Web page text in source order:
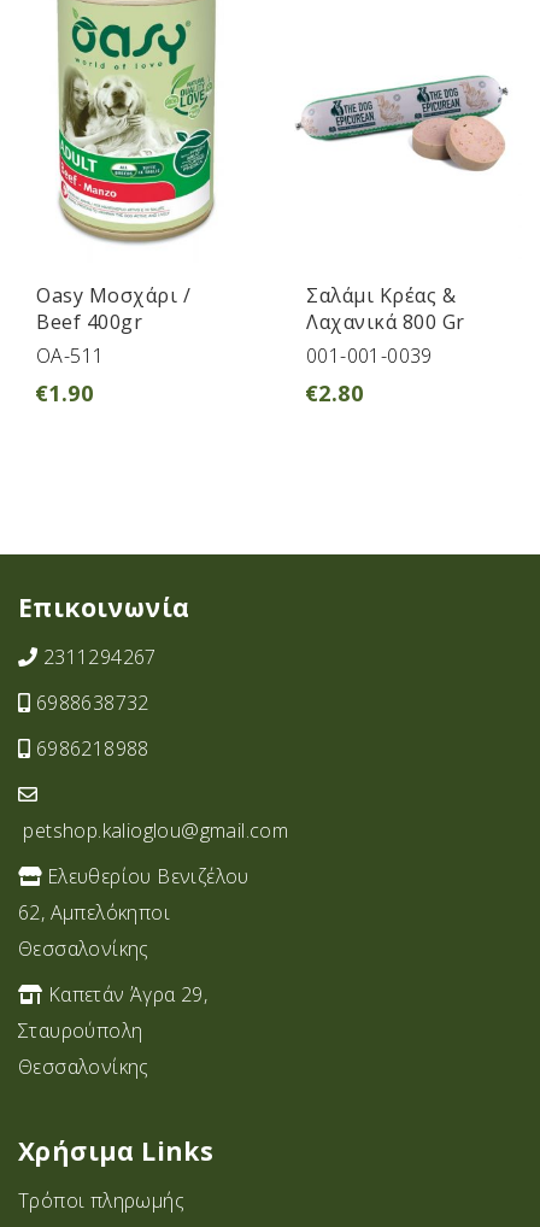
Oasy Μοσχάρι /
Beef 400gr
OA-511
€1.90
Σαλάμι Κρέας &
Λαχανικά 800 Gr
001-001-0039
€2.80
Επικοινωνία
2311294267
6988638732
6986218988
petshop.kalioglou@gmail.com
Ελευθερίου Βενιζέλου
62, Αμπελόκηποι
Θεσσαλονίκης
Καπετάν Άγρα 29,
Σταυρoύπολη
Θεσσαλονίκης
Χρήσιμα Links
Τρόποι πληρωμής